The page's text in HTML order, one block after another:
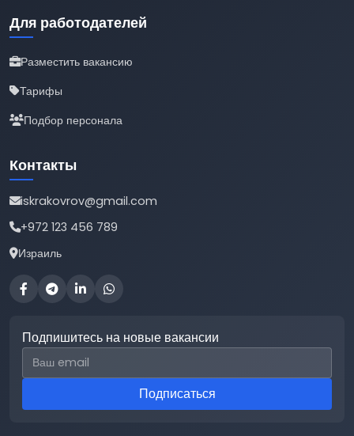
Для работодателей
Разместить вакансию
Тарифы
Подбор персонала
Контакты
iskrakovrov@gmail.com
+972 123 456 789
Израиль
Подпишитесь на новые вакансии
Email для подписки
Подписаться